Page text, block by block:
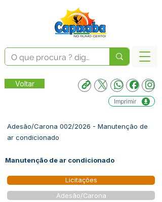
Voltar
Imprimir
Adesão/Carona 002/2026 - Manutenção de
ar condicionado
Manutenção de ar condicionado
Licitações
Adesão/Carona